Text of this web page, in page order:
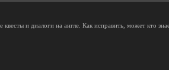
и диалоги на англе. Как исправить, может кто